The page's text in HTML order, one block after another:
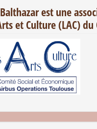
est une
et Culture (LAC) du